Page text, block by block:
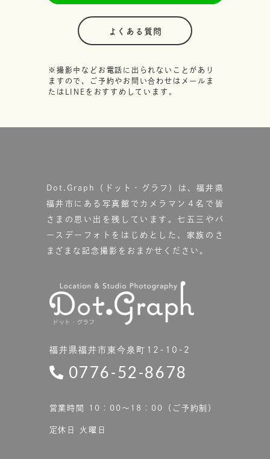
よくある質問
※撮影中などお電話に出られないことがあり
ますので、ご予約やお問い合わせはメールま
たはLINEをおすすめしています。
Dot.Graph（ドット・グラフ）は、福井県
福井市にある写真館で カメラマン４名で皆
さまの思い出を残しています。七五三やバ
ースデーフォトをはじめとした、家族のさ
まざまな記念撮影をおまかせください。
福井県福井市東今泉町12-10-2
0776-52-8678
営業時間 10：00〜18：00（ご予約制）
定休日 火曜日